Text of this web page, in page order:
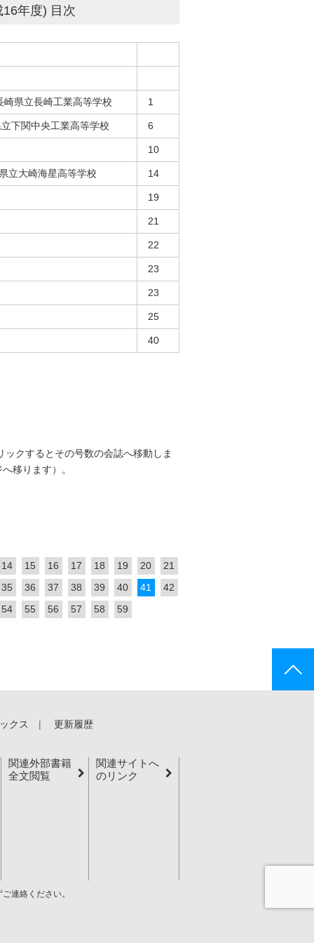
年度) 目次
県立長崎工業高等学校 1
下関中央工業高等学校 6
10
立大崎海星高等学校 14
19
21
22
23
23
25
40
クするとその号数の会誌へ移動しま
移ります）。
14 15 16 17 18 19 20
21
35
36 37 38 39 40 41
42
54
55 56 57 58 59
クス 更新履歴
関連外部書籍
全文閲覧
関連サイトへ
のリンク
連絡ください。